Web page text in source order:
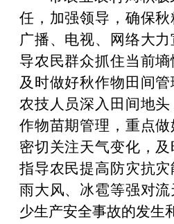
任，加强领导，确保
广播、电视、网络大
导农民群众抓住当前墒
及时做好秋作物田间
农技人员深入田间地
作物苗期管理，重点做
密切关注天气变化，及
指导农民提高防灾抗
雨大风、冰雹等强对
少生产安全事故的发生